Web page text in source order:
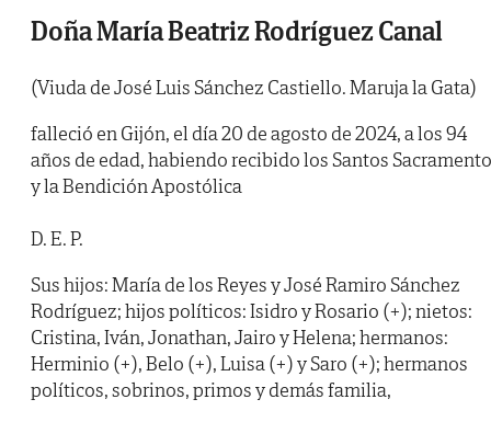
Doña María Beatriz Rodríguez Canal
(Viuda de José Luis Sánchez Castiello. Maruja la Gata)
falleció en Gijón, el día 20 de agosto de 2024, a los 94
años de edad, habiendo recibido los Santos
y la Bendición Apostólica
D. E. P.
Sus hijos: María de los Reyes y José Ramiro Sánchez
Rodríguez; hijos políticos: Isidro y Rosario (+); nietos:
Cristina, Iván, Jonathan, Jairo y Helena; hermanos:
Herminio (+), Belo (+), Luisa (+) y Saro (+); hermanos
políticos, sobrinos, primos y demás familia,